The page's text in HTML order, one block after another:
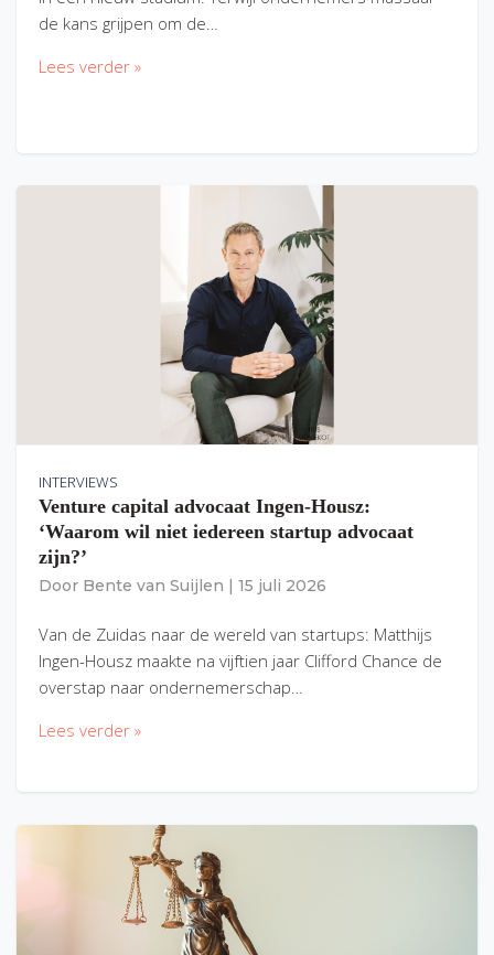
de kans grijpen om de…
Lees verder »
INTERVIEWS
Venture capital advocaat Ingen-Housz:
‘Waarom wil niet iedereen startup advocaat
zijn?’
Door Bente van Suijlen 15 juli 2026
Van de Zuidas naar de wereld van startups: Matthijs
Ingen-Housz maakte na vijftien jaar Clifford Chance de
overstap naar ondernemerschap…
Lees verder »